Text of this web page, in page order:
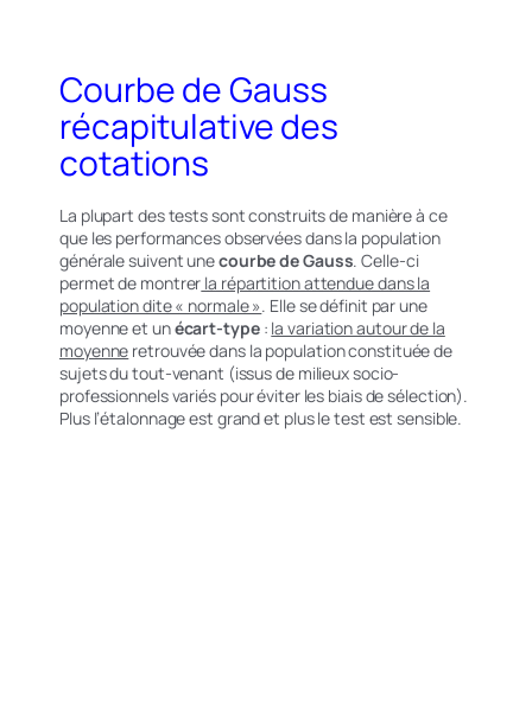
Courbe de Gauss
récapitulative des
cotations
La plupart des tests sont construits de manière à ce
que les performances observées dans la population
générale suivent unecourbe de Gauss. Celle-ci
permet de montrer la répartition attendue dans la
population dite « normale ». Elle se définit par une
moyenne et unécart-type: la variation autour de la
moyenne retrouvée dans la population constituée de
sujets du tout-venant (issus de milieux socio-
professionnels variés pour éviter les biais de sélection).
Plus l’étalonnage est grand et plus le test est sensible.